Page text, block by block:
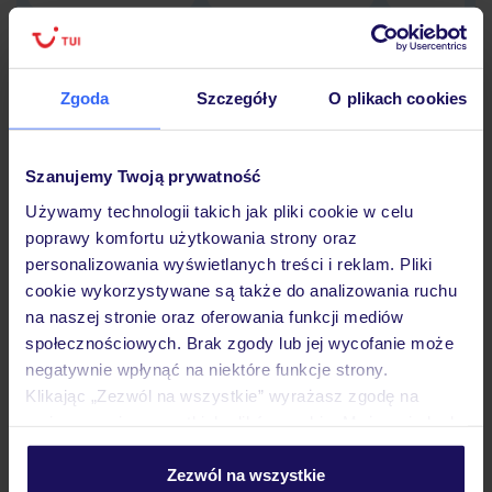
Zgoda Szczegóły O plikach cookies
Szanujemy Twoją prywatność
Używamy technologii takich jak pliki cookie w celu
poprawy komfortu użytkowania strony oraz
personalizowania wyświetlanych treści i reklam. Pliki
cookie wykorzystywane są także do analizowania ruchu
na naszej stronie oraz oferowania funkcji mediów
społecznościowych. Brak zgody lub jej wycofanie może
negatywnie wpłynąć na niektóre funkcje strony.
Klikając „Zezwól na wszystkie” wyrażasz zgodę na
personalizować swój wybór wchodząc w zakładkę
Zezwól na wszystkie
Opinie
Pokoje
Wyżywienie
Atrakcje